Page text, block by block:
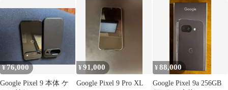
体のみ
¥76,000
Google Pixel 9 本体 ケ
¥91,000
Google Pixel 9 Pro XL
¥88,000
Google Pixel 9a 256GB